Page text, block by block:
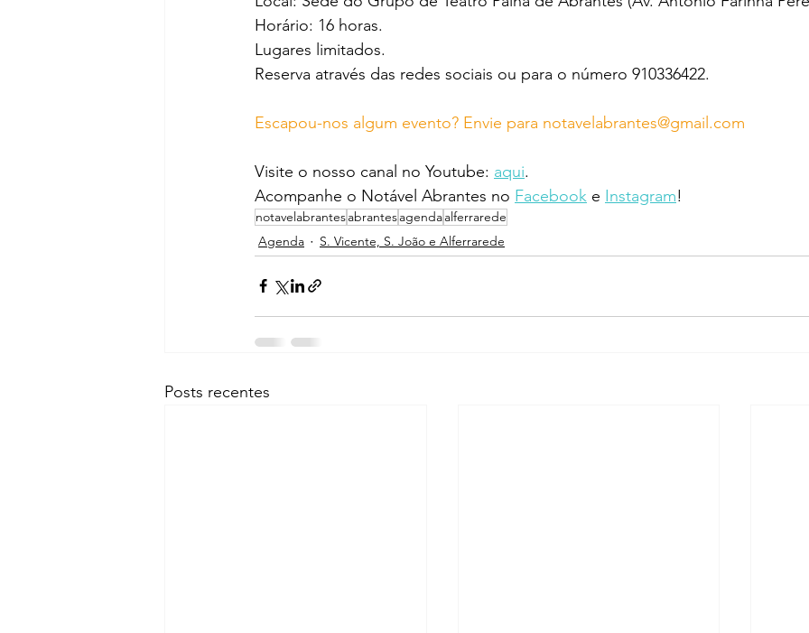
Horário: 16 horas.
Lugares limitados.
Reserva através das redes sociais ou para o número 910336422.
Escapou-nos algum evento? Envie para notavelabrantes@gmail.com
Visite o nosso canal no Youtube: aqui.
Acompanhe o Notável Abrantes no Facebook e Instagram!
notavelabrantesabrantesagendaalferrarede
Agenda
S. Vicente, S. João e Alferrarede
Posts recentes